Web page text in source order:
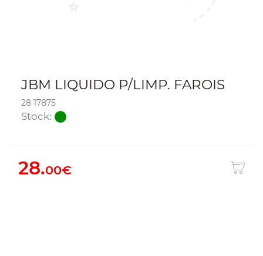
JBM LIQUIDO P/LIMP. FAROIS
28 17875
Stock:
28.00€